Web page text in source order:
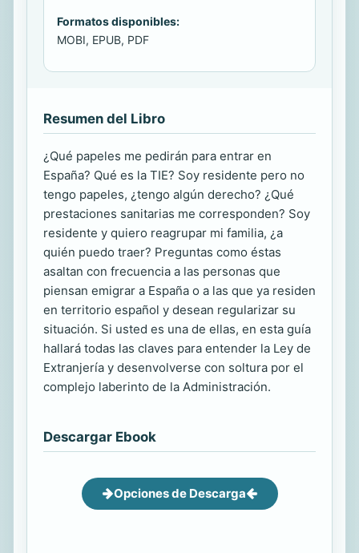
Formatos disponibles:
MOBI, EPUB, PDF
Resumen del Libro
¿Qué papeles me pedirán para entrar en
España? Qué es la TIE? Soy residente pero no
tengo papeles, ¿tengo algún derecho? ¿Qué
prestaciones sanitarias me corresponden? Soy
residente y quiero reagrupar mi familia, ¿a
quién puedo traer? Preguntas como éstas
asaltan con frecuencia a las personas que
piensan emigrar a España o a las que ya residen
en territorio español y desean regularizar su
situación. Si usted es una de ellas, en esta guía
hallará todas las claves para entender la Ley de
Extranjería y desenvolverse con soltura por el
complejo laberinto de la Administración.
Descargar Ebook
Opciones de Descarga